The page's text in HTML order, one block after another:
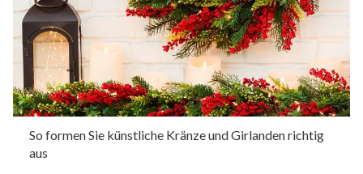
So formen Sie künstliche Kränze und Girlanden richtig
aus